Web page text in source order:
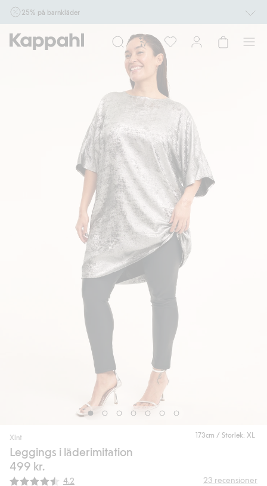
25% på barnkläder
10.00. Ej Newbie. Gäller för dig som är eller blir medlem. Kan ej kombineras med
andra rabatter eller erbjudanden.
Shoppa nu
173cm / Storlek: XL
Xlnt
Leggings i läderimitation
499 kr.
Snittbetyg:
4.2 23 recensioner